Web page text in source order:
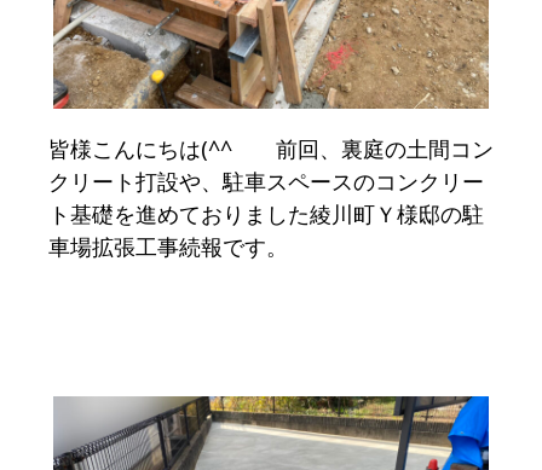
皆様こんにちは(^^ゞ 前回、裏庭の土間コン
クリート打設や、駐車スペースのコンクリー
ト基礎を進めておりました綾川町Ｙ様邸の駐
車場拡張工事続報です。